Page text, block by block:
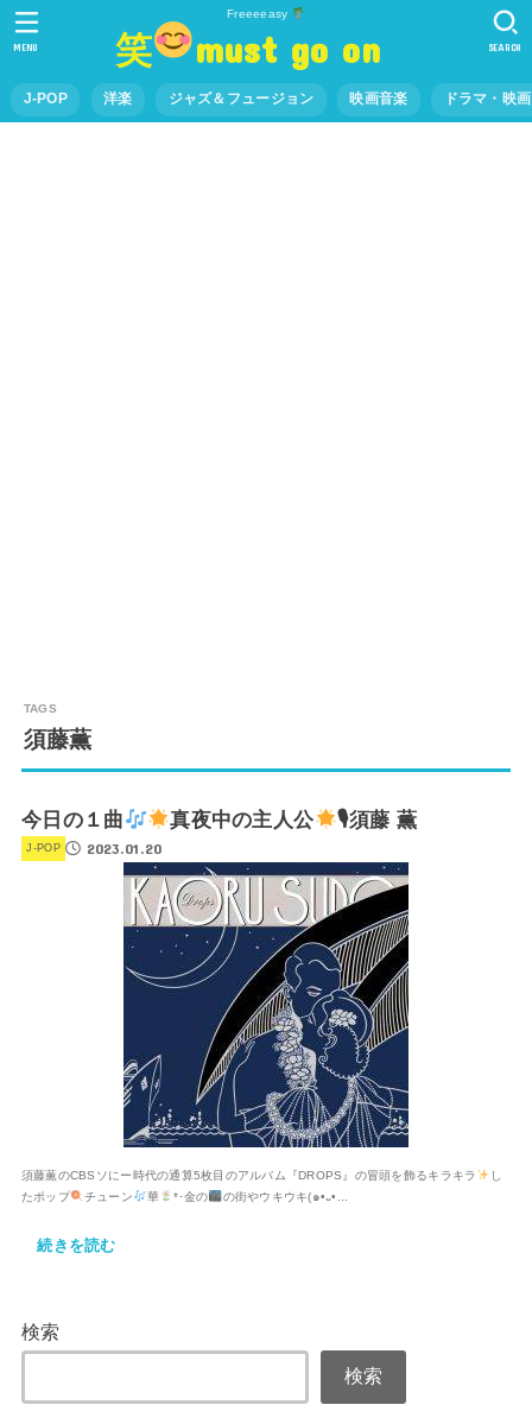
Freeeeasy
笑 must go on
J-POP 洋楽 ジャズ＆フュージョン 映画音楽 ドラマ・映
SEARCH
MENU
須藤薫
今日の１曲 真夜中の主人公 🎙須藤 薫
J-POP 2023.01.20
須藤薫のCBSソにー時代の通算5枚目のアルバム『DROPS』の冒頭を飾るキラキラ
し
たポップ
チューン 華 *･金の の街やウキウキ(๑•᎑•...
続きを読む
検索
検索